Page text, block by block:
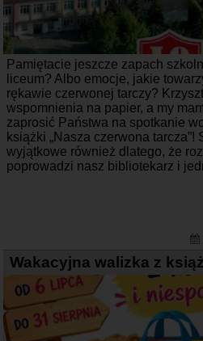
Pamiętacie jeszcze zapach
liceum? Albo emocje, jakie
rękawie czerwonej tarczy?
wspomnienia na papier, a my
zaprosić Państwa na spotkanie
książki „Nasza czerwona tarcza”!
wyjątkowe również dlatego, że
poprowadzi nasz bibliotekarz i